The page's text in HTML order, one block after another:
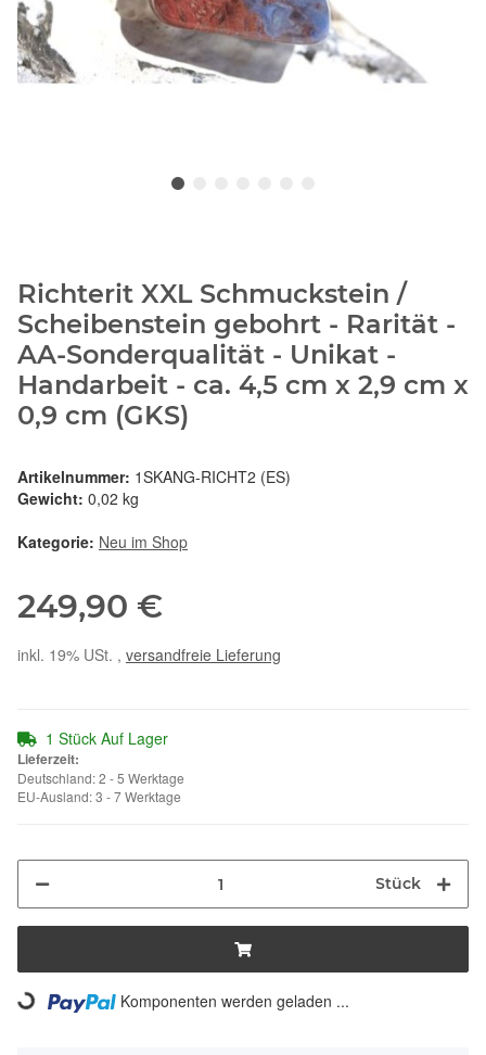
Richterit XXL Schmuckstein /
Scheibenstein gebohrt - Rarität -
AA-Sonderqualität - Unikat -
Handarbeit - ca. 4,5 cm x 2,9 cm x
0,9 cm (GKS)
Artikelnummer: 1SKANG-RICHT2 (ES)
Gewicht: 0,02 kg
Kategorie: Neu im Shop
249,90 €
inkl. 19% USt. , versandfreie Lieferung
1 Stück Auf Lager
Lieferzeit:
Deutschland: 2 - 5 Werktage
EU-Ausland: 3 - 7 Werktage
Stück
Loading... Komponenten werden geladen ...